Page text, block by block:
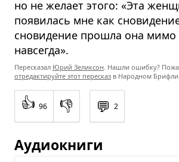
но не желает этого: «Эта
появилась мне как
сновидение прошла она мимо
навсегда».
Пересказал Юрий Зеликсон. Нашли ошибку?
отредактируйте этот пересказ в Народном Брифли.
👍 96 👎 💬 2
Аудиокниги